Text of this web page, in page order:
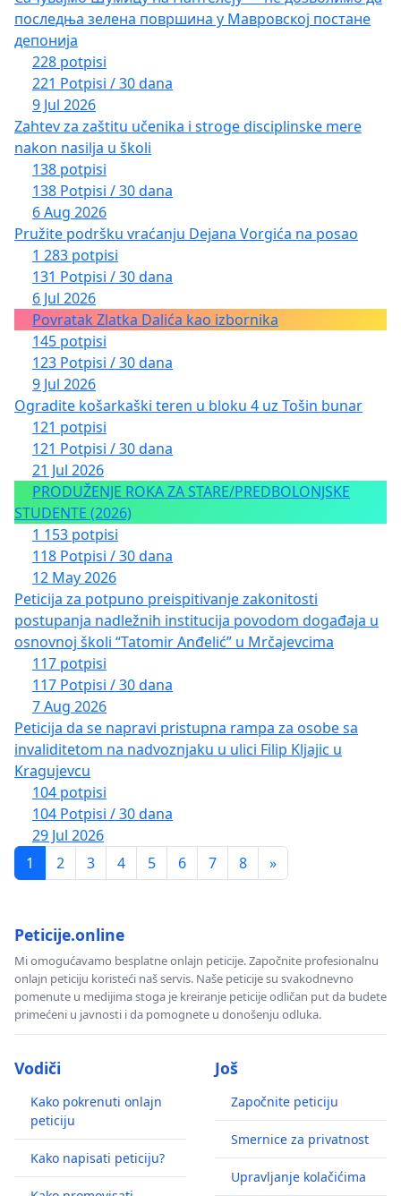
последња зелена површина у Мавровској постане
депонија
228 potpisi
221 Potpisi / 30 dana
9 Jul 2026
Zahtev za zaštitu učenika i stroge disciplinske mere
nakon nasilja u školi
138 potpisi
138 Potpisi / 30 dana
6 Aug 2026
Pružite podršku vraćanju Dejana Vorgića na posao
1 283 potpisi
131 Potpisi / 30 dana
6 Jul 2026
Povratak Zlatka Dalića kao izbornika
145 potpisi
123 Potpisi / 30 dana
9 Jul 2026
Ogradite košarkaški teren u bloku 4 uz Tošin bunar
121 potpisi
121 Potpisi / 30 dana
21 Jul 2026
PRODUŽENJE ROKA ZA STARE/PREDBOLONJSKE
STUDENTE (2026)
1 153 potpisi
118 Potpisi / 30 dana
12 May 2026
Peticija za potpuno preispitivanje zakonitosti
postupanja nadležnih institucija povodom događaja u
osnovnoj školi “Tatomir Anđelić” u Mrčajevcima
117 potpisi
117 Potpisi / 30 dana
7 Aug 2026
Peticija da se napravi pristupna rampa za osobe sa
invaliditetom na nadvoznjaku u ulici Filip Kljajic u
Kragujevcu
104 potpisi
104 Potpisi / 30 dana
29 Jul 2026
1
2 3 4 5 6 7 8 »
Peticije.online
Mi omogućavamo besplatne onlajn peticije. Započnite profesionalnu
onlajn peticiju koristeći naš servis. Naše peticije su svakodnevno
pomenute u medijima stoga je kreiranje peticije odličan put da budete
primećeni u javnosti i da pomognete u donošenju odluka.
Vodiči
Kako pokrenuti onlajn
peticiju
Kako napisati peticiju?
Još
Započnite peticiju
Smernice za privatnost
Upravljanje kolačićima